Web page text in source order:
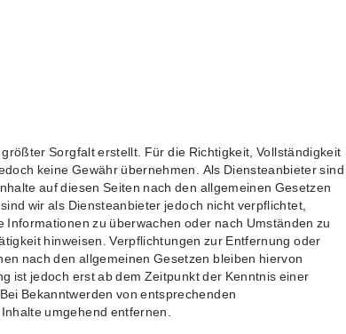
Sorgfalt erstellt. Für die Richtigkeit, Vollständigkeit
keine Gewähr übernehmen. Als Diensteanbieter sind
auf diesen Seiten nach den allgemeinen Gesetzen
wir als Diensteanbieter jedoch nicht verpflichtet,
zu überwachen oder nach Umständen zu
hinweisen. Verpflichtungen zur Entfernung oder
nach den allgemeinen Gesetzen bleiben hiervon
ist jedoch erst ab dem Zeitpunkt der Kenntnis einer
Bekanntwerden von entsprechenden
umgehend entfernen.